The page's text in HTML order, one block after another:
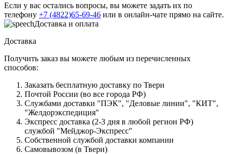
Если у вас остались вопросы, вы можете задать их по
телефону +7 (4822)65-69-46 или в онлайн-чате прямо на сайте.
Доставка и оплата
Доставка
Получить заказ вы можете любым из перечисленных
способов:
Заказать бесплатную доставку по Твери
Почтой России (во все города РФ)
Службами доставки "ПЭК", "Деловые линии", "КИТ",
"Желдорэкспедиция"
Экспресс доставка (2-3 дня в любой регион РФ)
службой "Мейджор-Экспресс"
Собственной службой доставки компании
Самовывозом (в Твери)